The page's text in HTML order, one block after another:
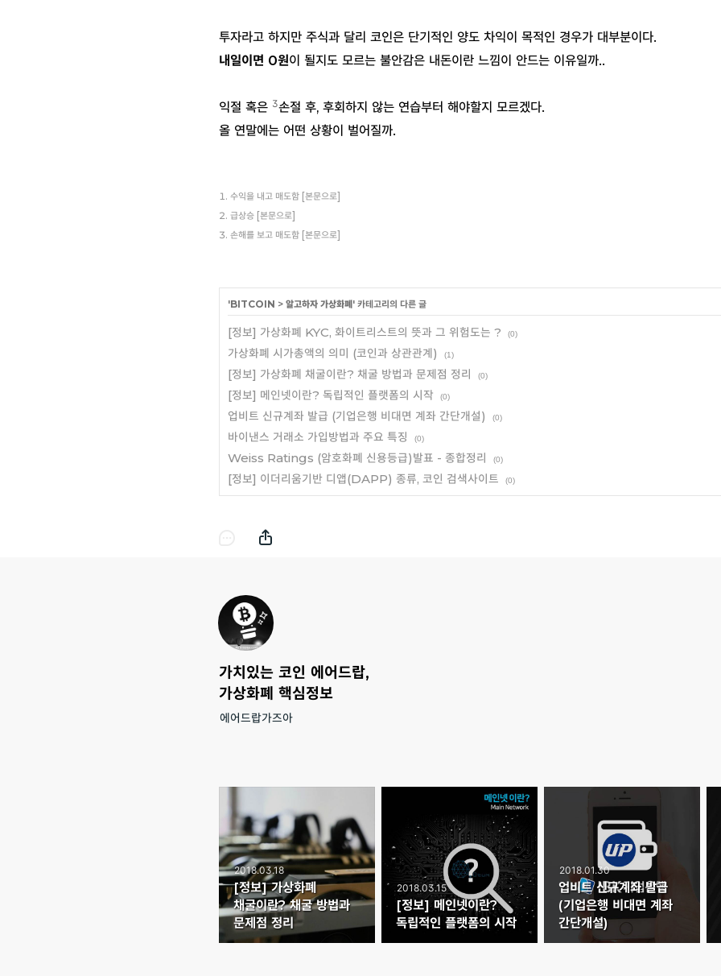
투자라고 하지만 주식과 달리 코인은 단기적인 양도 차익이 목적인 경우가 대부분이다.
내일이면 0원이 될지도 모르는 불안감은 내돈이란 느낌이 안드는 이유일까..
익절 혹은 3손절 후, 후회하지 않는 연습부터 해야할지 모르겠다.
올 연말에는 어떤 상황이 벌어질까.
수익을 내고 매도함 [본문으로]
급상승 [본문으로]
손해를 보고 매도함 [본문으로]
'BITCOIN > 알고하자 가상화폐' 카테고리의 다른 글
[정보] 가상화폐 KYC, 화이트리스트의 뜻과 그 위험도는 ? (0)
가상화폐 시가총액의 의미 (코인과 상관관계) (1)
[정보] 가상화폐 채굴이란? 채굴 방법과 문제점 정리 (0)
[정보] 메인넷이란? 독립적인 플랫폼의 시작 (0)
업비트 신규계좌 발급 (기업은행 비대면 계좌 간단개설) (0)
바이낸스 거래소 가입방법과 주요 특징 (0)
Weiss Ratings (암호화폐 신용등급)발표 - 종합정리 (0)
[정보] 이더리움기반 디앱(DAPP) 종류, 코인 검색사이트 (0)
가치있는 코인 에어드랍,
가상화폐 핵심정보
에어드랍가즈아
2018.03.18
[정보] 가상화폐
채굴이란? 채굴 방법과
문제점 정리
2018.03.15
[정보] 메인넷이란?
독립적인 플랫폼의 시작
2018.01.30
업비트 신규계좌 발급
(기업은행 비대면 계좌
간단개설)